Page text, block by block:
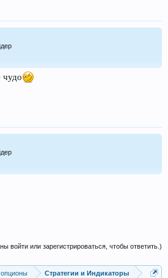
чудо
войти или зарегистрироваться, чтобы ответить.)
Стратегии и Индикаторы